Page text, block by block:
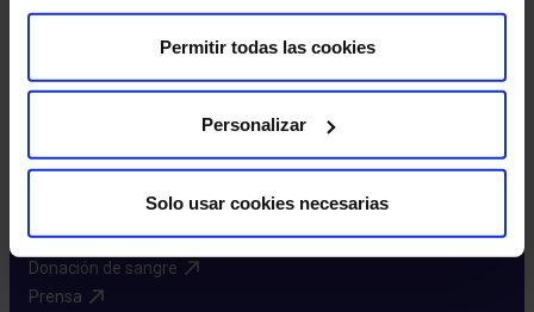
Permitir todas las cookies
Personalizar
Solo usar cookies necesarias
HM CINAC​
Enlaces de interés
Aseguradoras y mutuas​
Preguntas frecuentes​
Donación de sangre​
Prensa​